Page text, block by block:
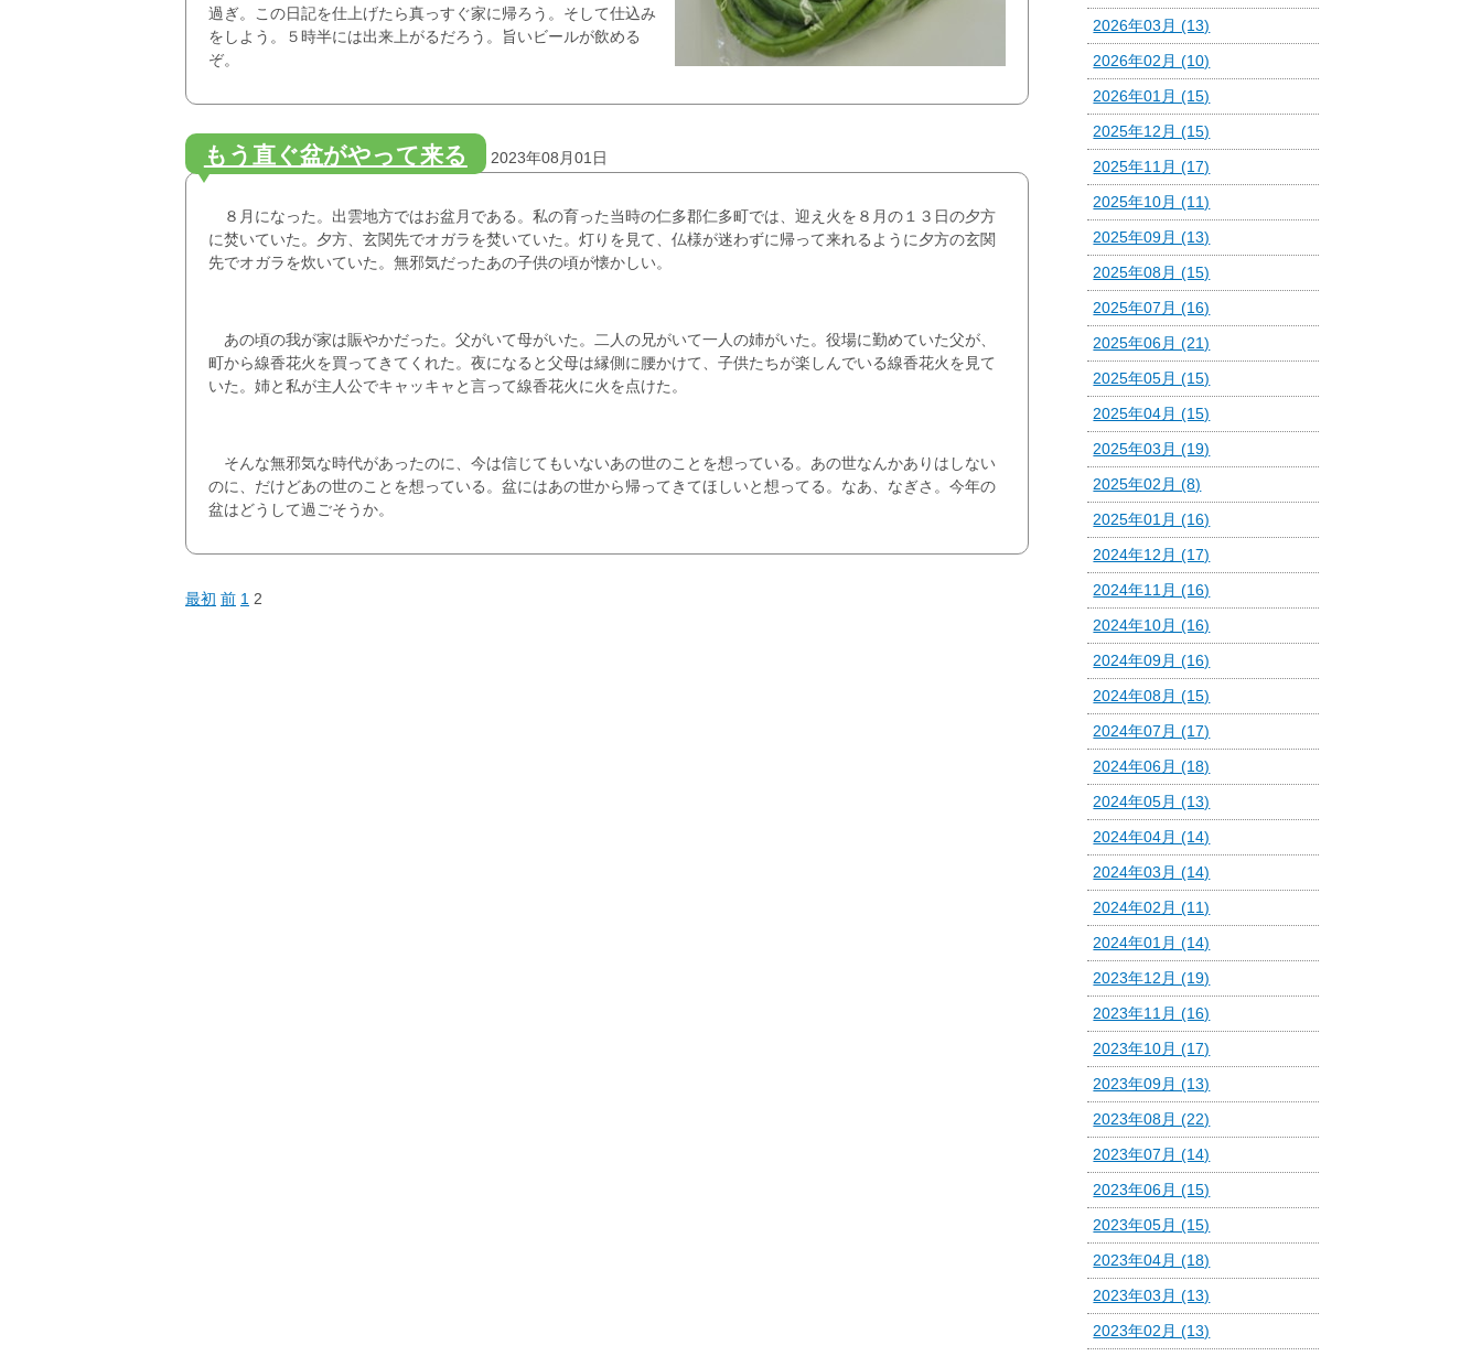
過ぎ。この日記を仕上げたら真っすぐ家に帰ろう。そして仕込み
をしよう。５時半には出来上がるだろう。旨いビールが飲める
ぞ。
もう直ぐ盆がやって来る 2023年08月01日
８月になった。出雲地方ではお盆月である。私の育った当時の仁多郡仁多町では、迎え火を８月の１３日の夕方
に焚いていた。夕方、玄関先でオガラを焚いていた。灯りを見て、仏様が迷わずに帰って来れるように夕方の玄関
先でオガラを炊いていた。無邪気だったあの子供の頃が懐かしい。
あの頃の我が家は賑やかだった。父がいて母がいた。二人の兄がいて一人の姉がいた。役場に勤めていた父が、
町から線香花火を買ってきてくれた。夜になると父母は縁側に腰かけて、子供たちが楽しんでいる線香花火を見て
いた。姉と私が主人公でキャッキャと言って線香花火に火を点けた。
そんな無邪気な時代があったのに、今は信じてもいないあの世のことを想っている。あの世なんかありはしない
のに、だけどあの世のことを想っている。盆にはあの世から帰ってきてほしいと想ってる。なあ、なぎさ。今年の
盆はどうして過ごそうか。
最初 前 1 2
2026年03月 (13)
2026年02月 (10)
2026年01月 (15)
2025年12月 (15)
2025年11月 (17)
2025年10月 (11)
2025年09月 (13)
2025年08月 (15)
2025年07月 (16)
2025年06月 (21)
2025年05月 (15)
2025年04月 (15)
2025年03月 (19)
2025年02月 (8)
2025年01月 (16)
2024年12月 (17)
2024年11月 (16)
2024年10月 (16)
2024年09月 (16)
2024年08月 (15)
2024年07月 (17)
2024年06月 (18)
2024年05月 (13)
2024年04月 (14)
2024年03月 (14)
2024年02月 (11)
2024年01月 (14)
2023年12月 (19)
2023年11月 (16)
2023年10月 (17)
2023年09月 (13)
2023年08月 (22)
2023年07月 (14)
2023年06月 (15)
2023年05月 (15)
2023年04月 (18)
2023年03月 (13)
2023年02月 (13)